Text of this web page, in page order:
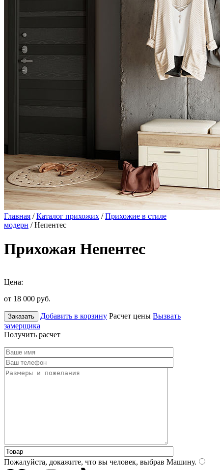
Главная /Каталог прихожих /Прихожие в стиле
модерн / Непентес
Прихожая Непентес
Цена:
от 18 000 руб.
Заказать Добавить в корзину Расчет цены Вызвать
замерщика
Получить расчет
Пожалуйста, докажите, что вы человек, выбрав Машину.